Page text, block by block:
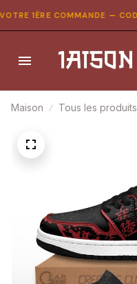
1ÈRE COMMANDE — CODE
Maison Tous les produits